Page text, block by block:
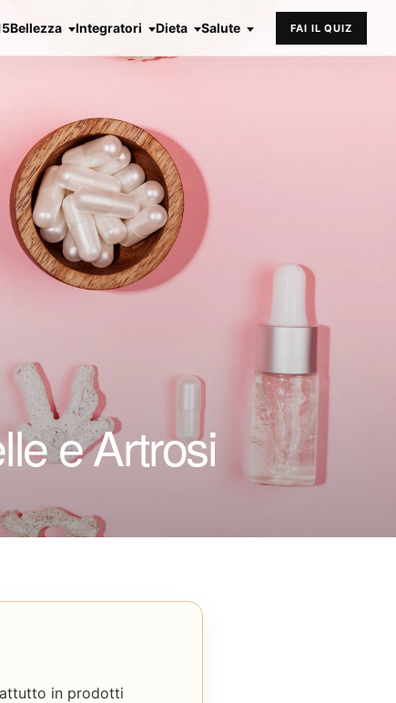
Bellezza Integratori Dieta Salute FAI IL QUIZ
e Artrosi
in prodotti